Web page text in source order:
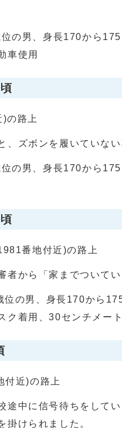
の男、身長170から
車使用
の路上
、ズボンを履いていない
の男、身長170から
番地付近)の路上
者から「家までついて
の男、身長170から
ク着用、30センチメー
付近)の路上
途中に信号待ちをして
掛けられました。